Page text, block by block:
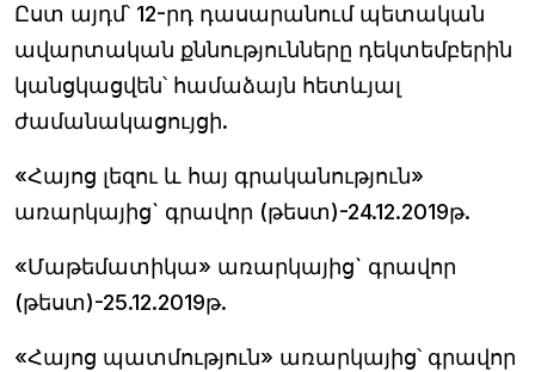
Ըստ այդմ՝ 12-րդ դասարանում պետական
ավարտական քննությունները դեկտեմբերին
կանցկացվեն՝ համաձայն հետևյալ
ժամանակացույցի.
«Հայոց լեզու և հայ գրականություն»
առարկայից` գրավոր (թեստ)-24.12.2019թ.
«Մաթեմատիկա» առարկայից` գրավոր
(թեստ)-25.12.2019թ.
«Հայոց պատմություն» առարկայից՝ գրավոր